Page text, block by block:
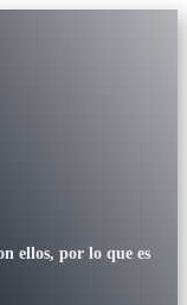
ellos, por lo que es